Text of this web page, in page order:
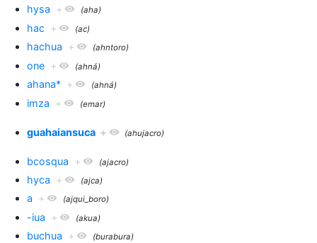
hysa + (aha)
hac + (ac)
hachua + (ahntoro)
one + (ahná)
ahana* + (ahná)
imza + (emar)
guahaiansuca + (ahujacro)
bcosqua + (ajacro)
hyca + (ajca)
a + (ajqui_boro)
-iua + (akua)
buchua + (burabura)